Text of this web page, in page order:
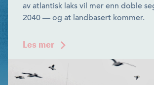
av atlantisk laks vil mer enn doble
2040 — og at landbasert kommer.
Les mer